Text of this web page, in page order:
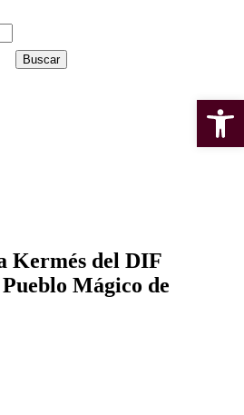
Kermés del DIF
Mágico de